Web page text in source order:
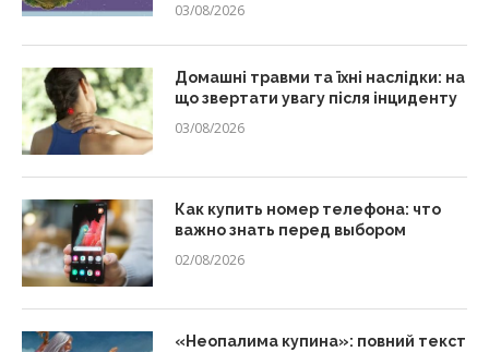
03/08/2026
Домашні травми та їхні наслідки: на
що звертати увагу після інциденту
03/08/2026
Как купить номер телефона: что
важно знать перед выбором
02/08/2026
«Неопалима купина»: повний текст